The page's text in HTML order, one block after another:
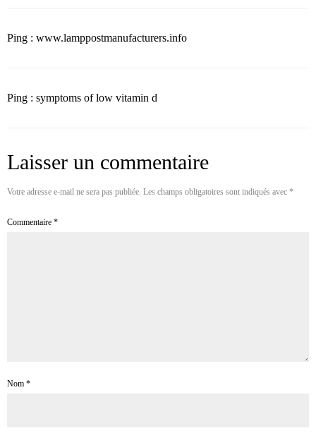
Ping : www.lamppostmanufacturers.info
Ping : symptoms of low vitamin d
Laisser un commentaire
Votre adresse e-mail ne sera pas publiée. Les champs obligatoires sont indiqués avec *
Commentaire *
Nom *